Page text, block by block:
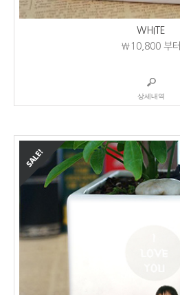
WHITE
₩10,800부터
상세내역